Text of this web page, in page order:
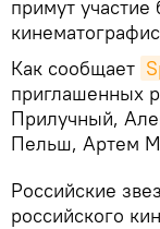
примут
Как сообщает
приглашенных
Прилучный,
Пельш, Артем
Российские
российского